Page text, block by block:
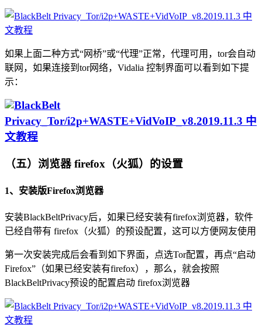
如果上面二种方式“网桥”或“代理”正常，代理可用，tor会自动
联网，如果连接到tor网络，Vidalia 控制界面可以看到如下提
示：
（五）浏览器 firefox（火狐）的设置
1、安装版Firefox浏览器
安装BlackBeltPrivacy后，如果已经安装有firefox浏览器，软件
已经自带有 firefox（火狐）的预设配置，这可以方便网友使用
第一次安装完成后会看到如下界面，点选Tor配置，再点“启动
Firefox”（如果已经安装有firefox），那么，就会按照
BlackBeltPrivacy预设的配置启动 firefox浏览器